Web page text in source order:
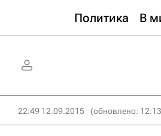
Политика В
22:49 12.09.2015 (обновлено: